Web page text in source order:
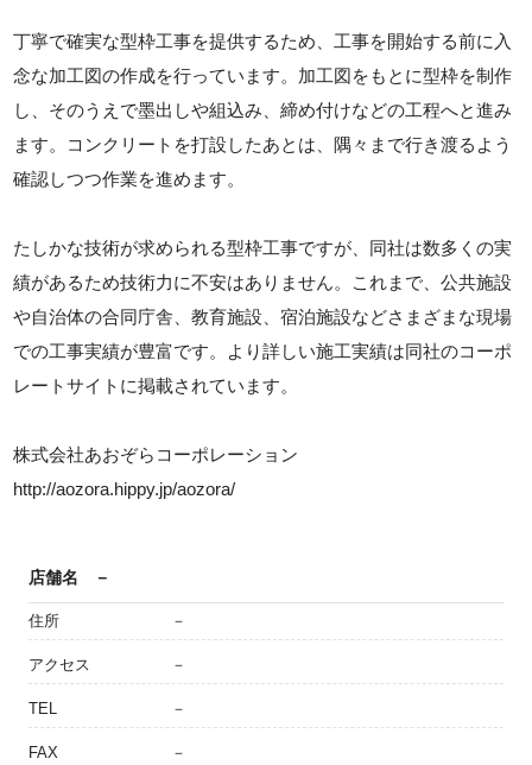
丁寧で確実な型枠工事を提供するため、工事を開始する前に入
念な加工図の作成を行っています。加工図をもとに型枠を制作
し、そのうえで墨出しや組込み、締め付けなどの工程へと進み
ます。コンクリートを打設したあとは、隅々まで行き渡るよう
確認しつつ作業を進めます。
たしかな技術が求められる型枠工事ですが、同社は数多くの実
績があるため技術力に不安はありません。これまで、公共施設
や自治体の合同庁舎、教育施設、宿泊施設などさまざまな現場
での工事実績が豊富です。より詳しい施工実績は同社のコーポ
レートサイトに掲載されています。
株式会社あおぞらコーポレーション
http://aozora.hippy.jp/aozora/
店舗名 －
住所 －
アクセス －
TEL －
FAX －